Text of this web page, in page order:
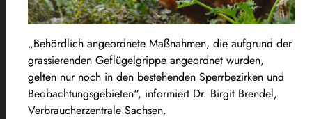
„Behördlich angeordnete Maßnahmen, die aufgrund der
grassierenden Geflügelgrippe angeordnet wurden,
gelten nur noch in den bestehenden Sperrbezirken und
Beobachtungsgebieten“, informiert Dr. Birgit Brendel,
Verbraucherzentrale Sachsen.